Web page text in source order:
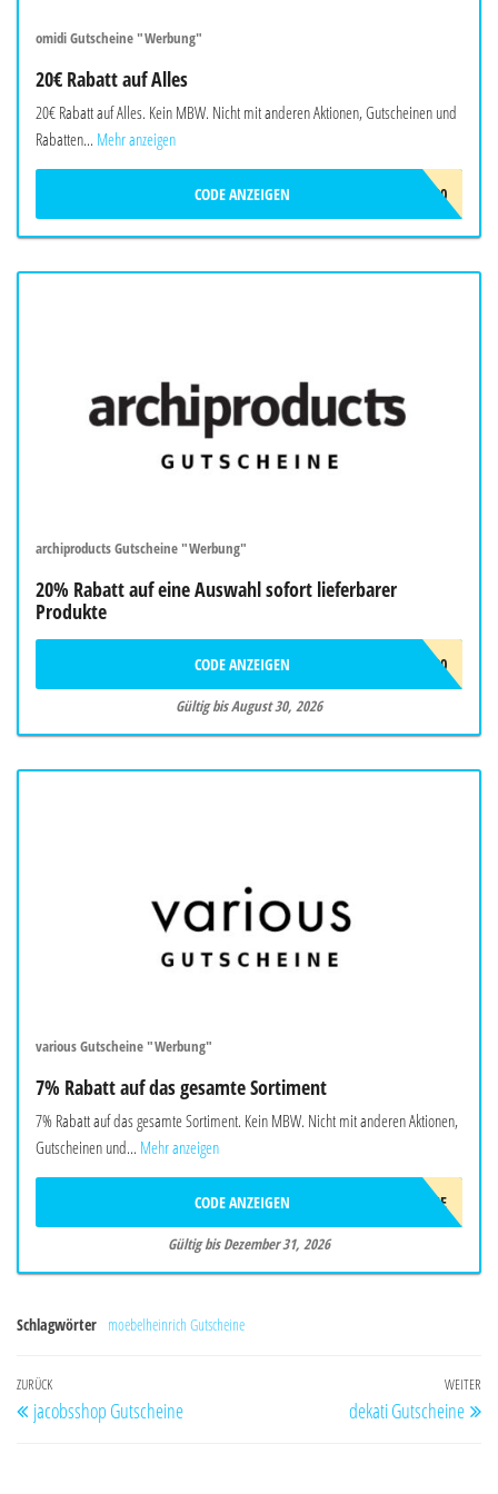
omidi Gutscheine "Werbung"
20€ Rabatt auf Alles
20€ Rabatt auf Alles. Kein MBW. Nicht mit anderen Aktionen, Gutscheinen und
Rabatten... Mehr anzeigen
OMIDI20
CODE ANZEIGEN
archiproducts Gutscheine "Werbung"
20% Rabatt auf eine Auswahl sofort lieferbarer
Produkte
SUMMER20
CODE ANZEIGEN
Gültig bis August 30, 2026
various Gutscheine "Werbung"
7% Rabatt auf das gesamte Sortiment
7% Rabatt auf das gesamte Sortiment. Kein MBW. Nicht mit anderen Aktionen,
Gutscheinen und... Mehr anzeigen
WELCOME
CODE ANZEIGEN
Gültig bis Dezember 31, 2026
Schlagwörter moebelheinrich Gutscheine
Beitragsnavigation
Vorheriger
Beitrag
ZURÜCK
jacobsshop Gutscheine
WEITER
dekati Gutscheine